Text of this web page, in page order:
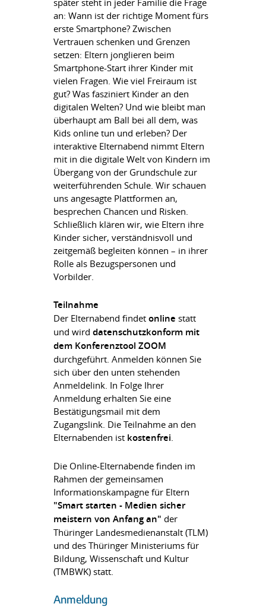
später steht in jeder Familie die Frage
an: Wann ist der richtige Moment fürs
erste Smartphone? Zwischen
Vertrauen schenken und Grenzen
setzen: Eltern jonglieren beim
Smartphone-Start ihrer Kinder mit
vielen Fragen. Wie viel Freiraum ist
gut? Was fasziniert Kinder an den
digitalen Welten? Und wie bleibt man
überhaupt am Ball bei all dem, was
Kids online tun und erleben? Der
interaktive Elternabend nimmt Eltern
mit in die digitale Welt von Kindern im
Übergang von der Grundschule zur
weiterführenden Schule. Wir schauen
uns angesagte Plattformen an,
besprechen Chancen und Risken.
Schließlich klären wir, wie Eltern ihre
Kinder sicher, verständnisvoll und
zeitgemäß begleiten können – in ihrer
Rolle als Bezugspersonen und
Vorbilder.
Teilnahme
Der Elternabend findet online statt
und wird datenschutzkonform mit
dem Konferenztool ZOOM
durchgeführt. Anmelden können Sie
sich über den unten stehenden
Anmeldelink. In Folge Ihrer
Anmeldung erhalten Sie eine
Bestätigungsmail mit dem
Zugangslink. Die Teilnahme an den
Elternabenden ist kostenfrei.
Die Online-Elternabende finden im
Rahmen der gemeinsamen
Informationskampagne für Eltern
"Smart starten - Medien sicher
meistern von Anfang an" der
Thüringer Landesmedienanstalt (TLM)
und des Thüringer Ministeriums für
Bildung, Wissenschaft und Kultur
(TMBWK) statt.
Anmeldung